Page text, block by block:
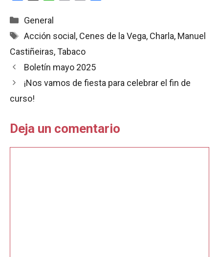
c
b
o
o
s
A
p
l
t
a
r
Categorías
General
Etiquetas
Acción social , Cenes de la Vega, Charla, Manuel
Castiñeiras,Tabaco
Boletín mayo 2025
¡Nos vamos de fiesta para celebrar el fin de
curso!
Deja un comentario